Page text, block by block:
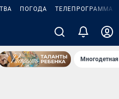
ПОГОДА ТЕЛЕПРОГРАММА